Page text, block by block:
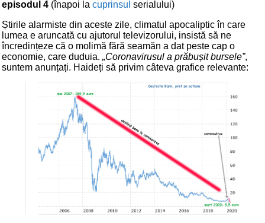
episodul 4 (înapoi la cuprinsul serialului)
Știrile alarmiste din aceste zile, climatul apocaliptic în care
lumea e aruncată cu ajutorul televizorului, insistă să ne
încredințeze că o molimă fără seamăn a dat peste cap o
economie, care duduia. „Coronavirusul a prăbușit bursele”,
suntem anunțați. Haideți să privim câteva grafice relevante: